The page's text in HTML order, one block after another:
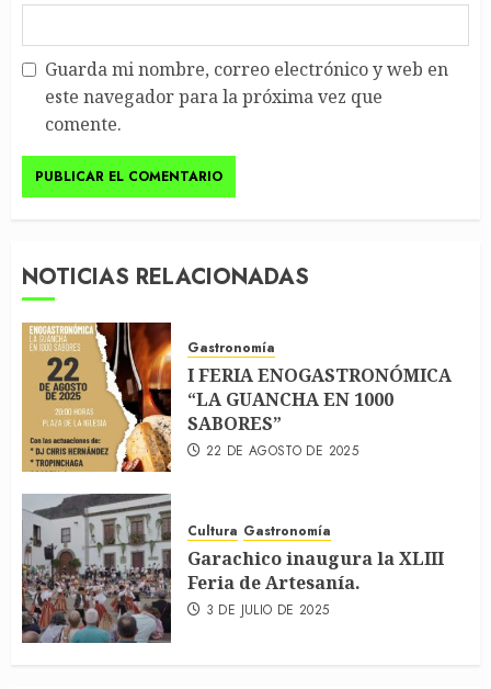
Guarda mi nombre, correo electrónico y web en
este navegador para la próxima vez que
comente.
NOTICIAS RELACIONADAS
Gastronomía
I FERIA ENOGASTRONÓMICA
“LA GUANCHA EN 1000
SABORES”
22 DE AGOSTO DE 2025
Cultura Gastronomía
Garachico inaugura la XLIII
Feria de Artesanía.
3 DE JULIO DE 2025